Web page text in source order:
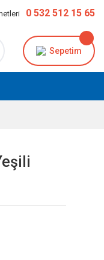
0 532 512 15 65
Sepetim